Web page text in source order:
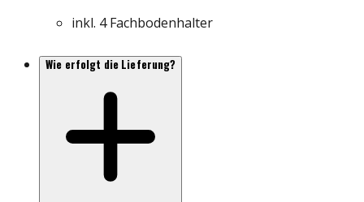
inkl. 4 Fachbodenhalter
Wie erfolgt die Lieferung?